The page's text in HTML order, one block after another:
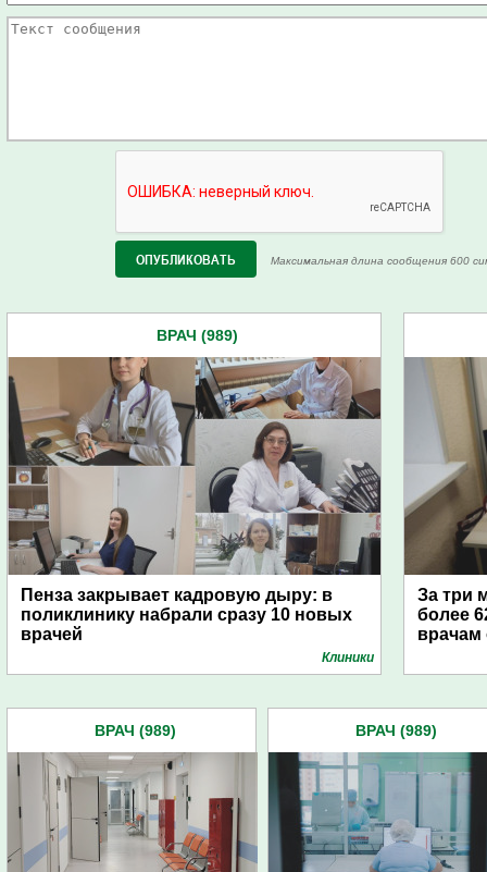
Максимальная длина сообщения 600
ВРАЧ (989)
Пенза закрывает кадровую дыру: в
поликлинику набрали сразу 10 новых
врачей
Клиники
За три
более
врачам
ВРАЧ (989) ВРАЧ (989)